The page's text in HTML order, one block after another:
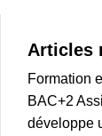
Articles
Formation
BAC+2
développe